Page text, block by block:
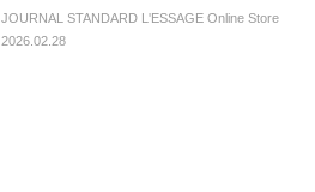
JOURNAL STANDARD L'ESSAGE Online Store
2026.02.28